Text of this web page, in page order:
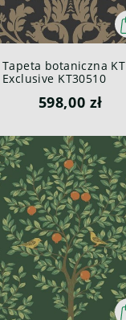
Tapeta botaniczna KT
Exclusive KT30510
British Heritage III
598,00 zł